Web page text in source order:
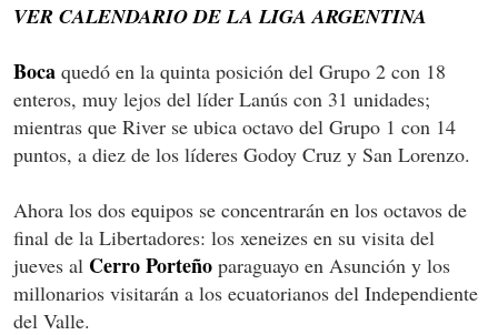
VER CALENDARIO DE LA LIGA ARGENTINA
Boca quedó en la quinta posición del Grupo 2 con 18
enteros, muy lejos del líder Lanús con 31 unidades;
mientras que River se ubica octavo del Grupo 1 con 14
puntos, a diez de los líderes Godoy Cruz y San Lorenzo.
Ahora los dos equipos se concentrarán en los octavos de
final de la Libertadores: los xeneizes en su visita del
jueves al Cerro Porteño paraguayo en Asunción y los
millonarios visitarán a los ecuatorianos del Independiente
del Valle.